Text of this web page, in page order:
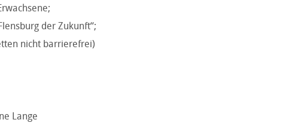
der Zukunft“;
nicht barrierefrei)
Lange